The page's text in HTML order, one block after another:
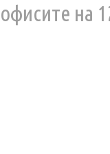
офисите на